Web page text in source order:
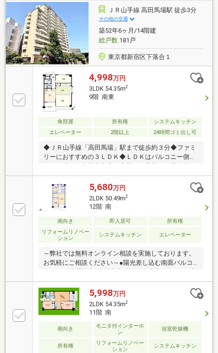
ＪＲ山手線 高田馬場駅 徒歩3分
その他の交通
築52年6ヶ月/14階建
総戸数181戸
東京都新宿区下落合１
4,998万円
3LDK 54.35m2
9階 南東
角部屋 所有権
システムキッチン
エレベーター
2階以上 24時間ゴミ出し可
◆ＪＲ山手線「高田馬場」駅まで徒歩約３分◆ファミ
リーにおすすめの３ＬＤＫ◆ＬＤＫはバルコニー側に
面し、明るい空間◆和室は客間やお子様のお昼休憩ス
ペースとしてもご利用可能◆南東角部屋につき、陽当
たり・通風ともに良好◆お荷物の取り逃しを防いでく
れる宅配ボックス有【株式会社リビングライフ】創業
35年の信頼で未公開情報多数のリビングライフがご紹
介します。宅建士×FP×住宅ローンアドバイザーの資格
を併せ持つ『ライフ・エキスパート・プランナー』が
お客様の老後も見据えたライフプランを無料作成。お
気軽にご相談下さい！☆物件のお問合せは〈0120-502-
278〉☆
5,680万円
2LDK 50.49m2
12階 南
南向き 即入居可
所有権
リフォームリノベー
ション
システムキッチン エレベーター
～弊社では無料オンライン相談を実施しております。
お気軽にご相談ください～●陽光差し込む南面バルコ
ニーでお洗濯快適●全居室収納付きで室内すっきり●宅
配ボックス完備で受け取り便利ご見学希望の方は赤色
『見学予約』から。資料請求はオレンジ色『資料請
求』をクリック。直接のお問い合わせは03-6905-9710
まで。（スマートフォンの方は右下青色の電話ボタン
をクリック）■オンライン相談のご案内（※見学予約よ
り受付）ランチや仕事後の15分で完結！住宅ローン相
談やライフプランシュミレーションについても全てオ
ンラインでの対応が可能となっております。※LINEや
5,998万円
2LDK 54.35m2
11階 南
南向き
モニタ付インターホ
ン
浴室乾燥機
所有権
リフォームリノベー
ション
システムキッチン